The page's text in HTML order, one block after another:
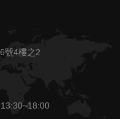
號4樓之2